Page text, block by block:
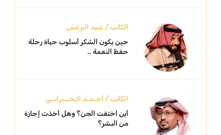
الكاتب / عبيد البرغش
حين يكون الشكر أسلوب حياة رحلة
حفظ النعمة ..
الكاتب / أحـمـد الـخــبرانــي
أين اختفت الجن؟ وهل أخذت إجازة
من البشر؟